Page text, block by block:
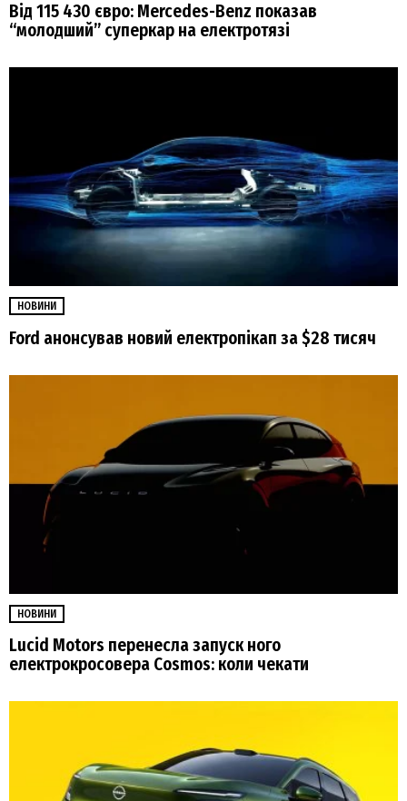
Від 115 430 євро: Mercedes-Benz показав
“молодший” суперкар на електротязі
НОВИНИ
Ford анонсував новий електропікап за $28 тисяч
НОВИНИ
Lucid Motors перенесла запуск ного
електрокросовера Cosmos: коли чекати